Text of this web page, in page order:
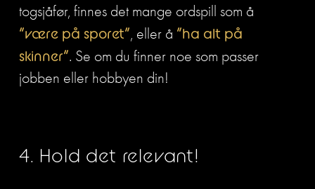
“være på sporet”, eller å “ha alt på
skinner”. Se om du finner noe som passer
jobben eller hobbyen din!
4. Hold det relevant!